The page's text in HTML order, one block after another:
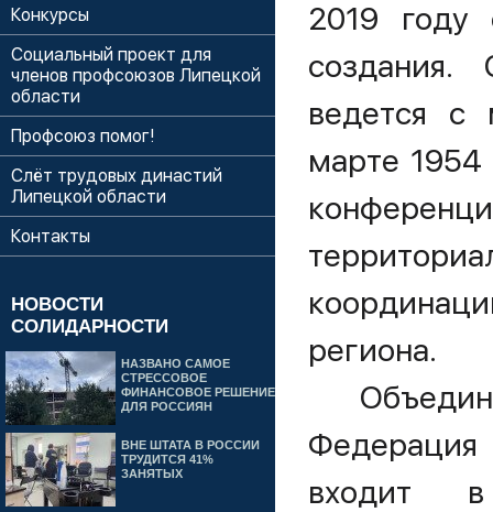
Конкурсы
Социальный проект для
членов профсоюзов Липецкой
области
Профсоюз помог!
Слёт трудовых династий
Липецкой области
Контакты
НОВОСТИ
СОЛИДАРНОСТИ
НАЗВАНО САМОЕ
СТРЕССОВОЕ
ФИНАНСОВОЕ РЕШЕНИЕ
ДЛЯ РОССИЯН
ВНЕ ШТАТА В РОССИИ
ТРУДИТСЯ 41%
ЗАНЯТЫХ
2019 году
создания.
ведется с
марте
региона.
входит